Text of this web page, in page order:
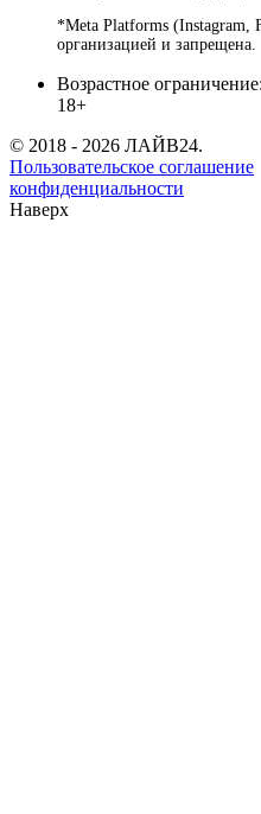
*Meta Platforms (Instagram,
организацией и запрещена.
Возрастное ограничение:
18+
© 2018 - 2026 ЛАЙВ24.
Пользовательское соглашение
конфиденциальности
Наверх